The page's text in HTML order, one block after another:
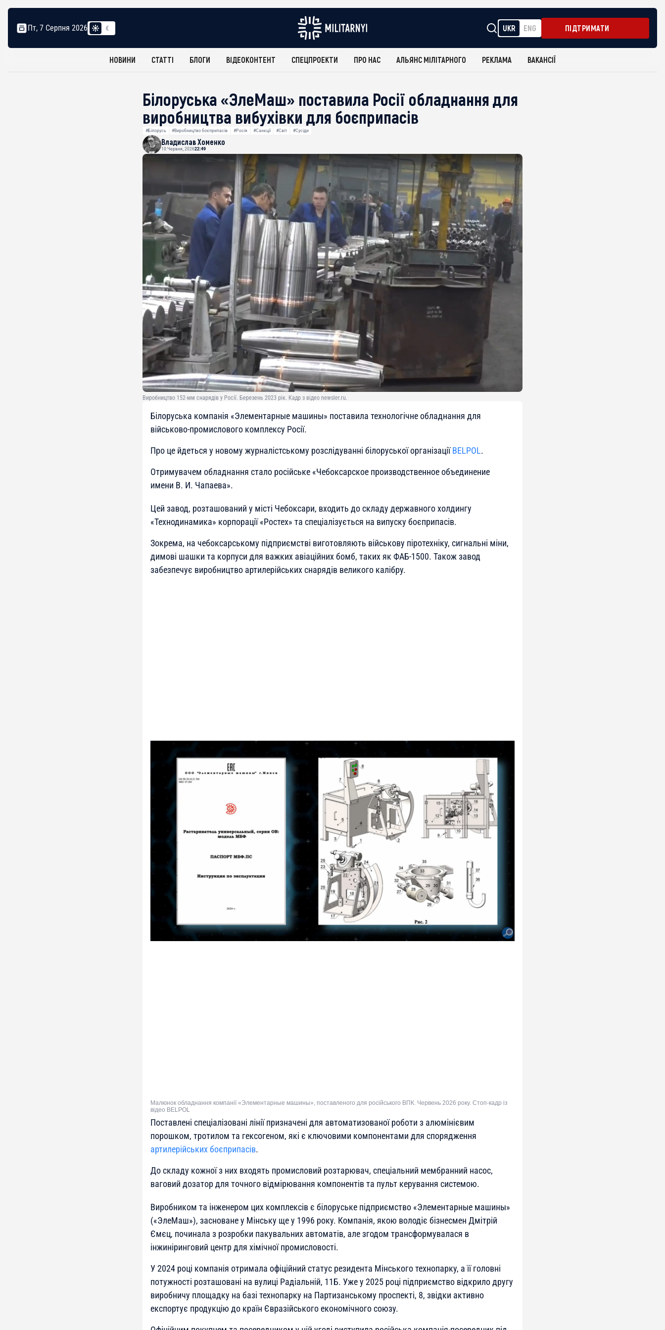
Пт, 7 Серпня 2026 UKR ENG ПІДТРИМАТИ
НОВИНИ СТАТТІ БЛОГИ ВІДЕОКОНТЕНТ СПЕЦПРОЕКТИ ПРО НАС АЛЬЯНС МІЛІТАРНОГО РЕКЛАМА ВАКАНСІЇ
Білоруська «ЭлеМаш» поставила Росії обладнання для
виробництва вибухівки для боєприпасів
#Білорусь #Виробництво боєприпасів #Росія #Санкції #Світ #Сусіди
Владислав Хоменко
10 Червня, 202622:49
Виробництво 152-мм снарядів у Росії. Березень 2023 рік. Кадр з відео newsler.ru.
Білоруська компанія «Элементарные машины» поставила технологічне обладнання для
військово-промислового комплексу Росії.
Про це йдеться у новому журналістському розслідуванні білоруської організаціїBELPOL.
Отримувачем обладнання стало російське «Чебоксарское производственное объединение
имени В. И. Чапаева».
Цей завод, розташований у місті Чебоксари, входить до складу державного холдингу
«Технодинамика» корпорації «Ростех» та спеціалізується на випуску боєприпасів.
Зокрема, на чебоксарському підприємстві виготовляють військову піротехніку, сигнальні міни,
димові шашки та корпуси для важких авіаційних бомб, таких як ФАБ-1500. Також завод
забезпечує виробництво артилерійських снарядів великого калібру.
Малюнок обладнання компанії «Элементарные машины», поставленого для російського ВПК. Червень 2026 року. Стоп-кадр із
відео BELPOL
Поставлені спеціалізовані лінії призначені для автоматизованої роботи з алюмінієвим
порошком, тротилом та гексогеном, які є ключовими компонентами для спорядження
артилерійських боєприпасів.
До складу кожної з них входять промисловий розтарювач, спеціальний мембранний насос,
ваговий дозатор для точного відмірювання компонентів та пульт керування системою.
Виробником та інженером цих комплексів є білоруське підприємство «Элементарные машины»
(«ЭлеМаш»), засноване у Мінську ще у 1996 року. Компанія, якою володіє бізнесмен Дмітрій
Ємєц, починала з розробки пакувальних автоматів, але згодом трансформувалася в
інжиніринговий центр для хімічної промисловості.
У 2024 році компанія отримала офіційний статус резидента Мінського технопарку, а її головні
потужності розташовані на вулиці Радіальній, 11Б. Уже у 2025 році підприємство відкрило другу
виробничу площадку на базі технопарку на Партизанському проспекті, 8, звідки активно
експортує продукцію до країн Євразійського економічного союзу.